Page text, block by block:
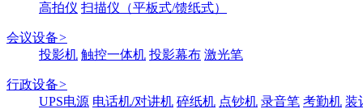
高拍仪 扫描仪（平板式/馈纸式）
会议设备>
投影机 触控一体机 投影幕布 激光笔
行政设备>
UPS电源 电话机/对讲机 碎纸机 点钞机 录音笔 考勤机 装